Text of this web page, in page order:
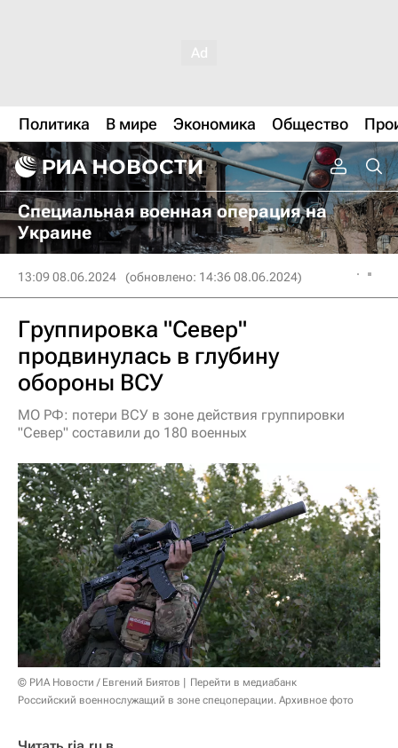
Политика В мире Экономика Общество
Специальная военная операция на
Украине
13:09 08.06.2024 (обновлено: 14:36 08.06.2024)
Группировка "Север"
продвинулась в глубину
обороны ВСУ
МО РФ: потери ВСУ в зоне действия группировки
"Север" составили до 180 военных
© РИА Новости / Евгений Биятов
Перейти в медиабанк
Российский военнослужащий в зоне спецоперации. Архивное фото